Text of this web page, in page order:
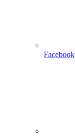
Facebook